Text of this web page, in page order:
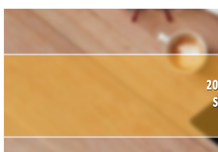
2022/1. Dönem (12 Mart 2022) Staja Giriş